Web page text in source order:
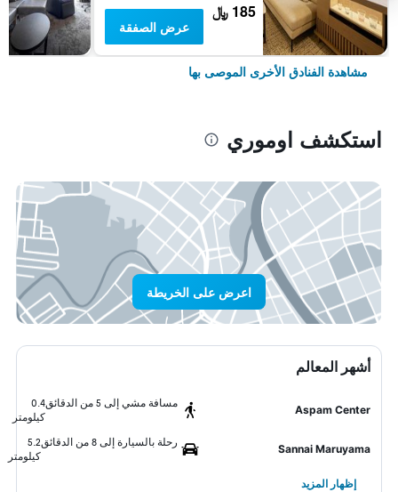
185 ﷼
عرض الصفقة
مشاهدة الفنادق الأخرى الموصى بها
استكشف اوموري
اعرض على الخريطة
أشهر المعالم
Aspam Center
مسافة مشي إلى 5 من الدقائق
0.4
كيلومتر
Sannai Maruyama
رحلة بالسيارة إلى 8 من الدقائق
5.2
كيلومتر
إظهار المزيد